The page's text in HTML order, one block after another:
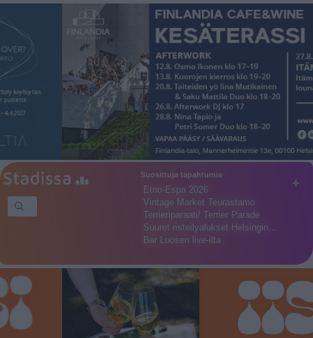
+
Suosittuja tapahtumia
Etno-Espa 2026
Vintage Market Teurastamo
Terrieriparaati/ Terrier Parade
Suuret risteilyalukset Helsingin…
Bar Loosen live-ilta